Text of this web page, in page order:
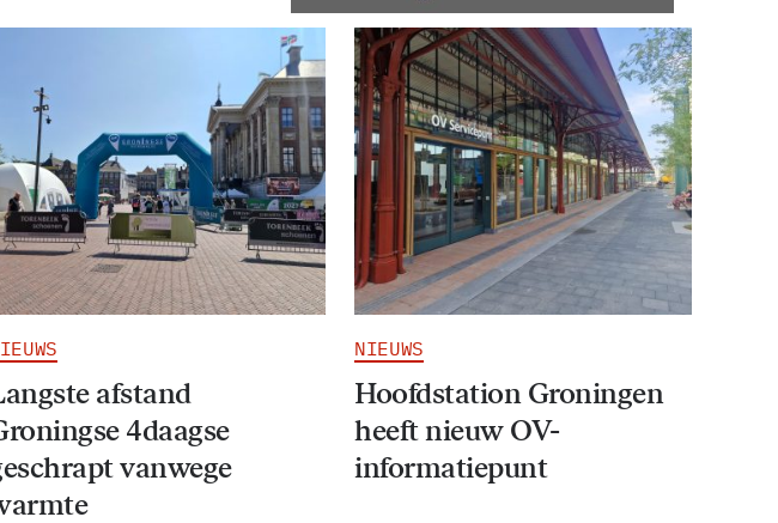
afstand
4daagse
vanwege
NIEUWS
Hoofdstation Groningen
heeft nieuw OV-
informatiepunt